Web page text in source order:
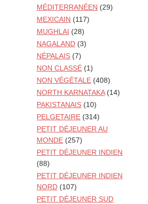
MÉDITERRANÉEN (29)
MEXICAIN (117)
MUGHLAI (28)
NAGALAND (3)
NÉPALAIS (7)
NON CLASSÉ (1)
NON VÉGÉTALE (408)
NORTH KARNATAKA(14)
PAKISTANAIS (10)
PELGETAIRE (314)
PETIT DÉJEUNER AU
MONDE (257)
PETIT DÉJEUNER INDIEN
(88)
PETIT DÉJEUNER INDIEN
NORD (107)
PETIT DÉJEUNER SUD